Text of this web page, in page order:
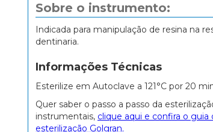
Sobre o instrumento:
Indicada para manipulação de resina na
dentinaria.
Informações Técnicas
Esterilize em Autoclave a 121°C por 20
Quer saber o passo a passo da
instrumentais, clique aqui e confira o guia
esterilização Golgran.